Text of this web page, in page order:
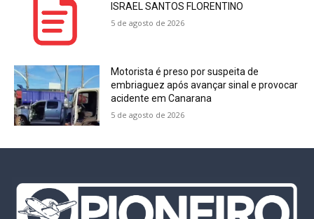
ISRAEL SANTOS FLORENTINO
5 de agosto de 2026
Motorista é preso por suspeita de
embriaguez após avançar sinal e provocar
acidente em Canarana
5 de agosto de 2026